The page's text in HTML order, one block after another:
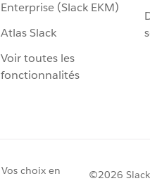
Enterprise (Slack EKM)
Atlas Slack
Voir toutes les
fonctionnalités
Vos choix en
©2026 Slack